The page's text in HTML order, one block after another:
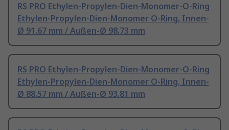
RS PRO Ethylen-Propylen-Dien-Monomer-O-Ring
Ethylen-Propylen-Dien-Monomer O-Ring, Innen-
Ø 91.67 mm / Außen-Ø 98.73 mm
RS PRO Ethylen-Propylen-Dien-Monomer-O-Ring
Ethylen-Propylen-Dien-Monomer O-Ring, Innen-
Ø 88.57 mm / Außen-Ø 93.81 mm